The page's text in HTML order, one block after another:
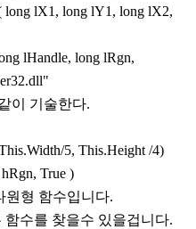
long lX1, long lY1, long lX2,
lHandle, long lRgn,
이 기술한다.
5, This.Height /4)
True )
원형 함수입니다.
수를 찾을수 있을겁니다.